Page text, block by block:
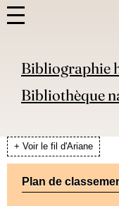
Bibliographie
Bibliothèque
+ Voir le fil d'Ariane
Plan de